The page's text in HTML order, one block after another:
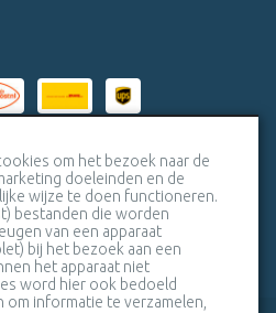
om het bezoek naar de
doeleinden en de
wijze te doen functioneren.
bestanden die worden
van een apparaat
bij het bezoek aan een
het apparaat niet
word hier ook bedoeld
informatie te verzamelen,